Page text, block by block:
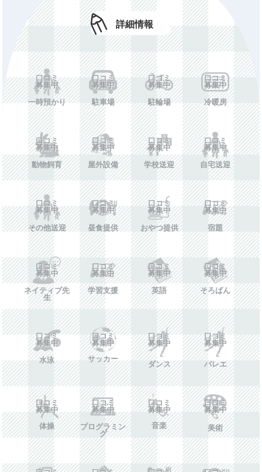
詳細情報
口コミ
募集中
一時預かり
口コミ
募集中
駐車場
口コミ
募集中
駐輪場
口コミ
募集中
冷暖房
口コミ
募集中
動物飼育
口コミ
募集中
屋外設備
口コミ
募集中
学校送迎
口コミ
募集中
自宅送迎
口コミ
募集中
その他送迎
口コミ
募集中
昼食提供
口コミ
募集中
おやつ提供
口コミ
募集中
宿題
口コミ
募集中
ネイティブ先
生
口コミ
募集中
学習支援
口コミ
募集中
英語
口コミ
募集中
そろばん
口コミ
募集中
水泳
口コミ
募集中
サッカー
口コミ
募集中
ダンス
口コミ
募集中
バレエ
口コミ
募集中
体操
口コミ
募集中
プログラミン
グ
口コミ
募集中
音楽
口コミ
募集中
美術